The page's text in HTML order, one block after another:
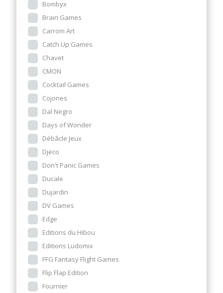
Bombyx
Brain Games
Carrom Art
Catch Up Games
Chavet
CMON
Cocktail Games
Cojones
Dal Negro
Days of Wonder
Débâcle Jeux
Djeco
Don't Panic Games
Ducale
Dujardin
DV Games
Edge
Editions du Hibou
Editions Ludomix
FFG Fantasy Flight Games
Flip Flap Edition
Fournier